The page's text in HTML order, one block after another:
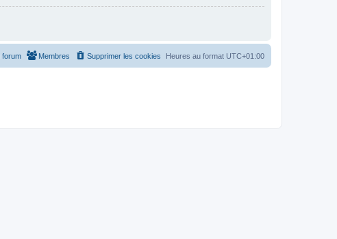
Heures au format UTC+01:00
Supprimer les cookies
Membres
forum